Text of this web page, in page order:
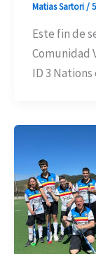
Matias Sartori/
Este fin de
Comunidad
ID 3 Nations